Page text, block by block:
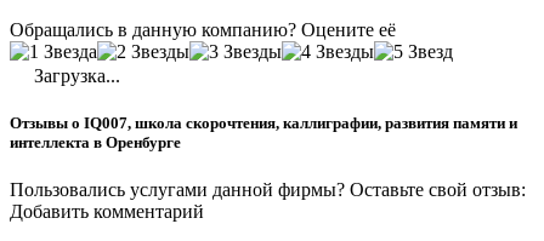
Обращались в данную компанию? Оцените её
Загрузка...
Отзывы о IQ007, школа скорочтения, каллиграфии, развития памяти и
интеллекта в Оренбурге
Пользовались услугами данной фирмы? Оставьте свой отзыв:
Добавить комментарий